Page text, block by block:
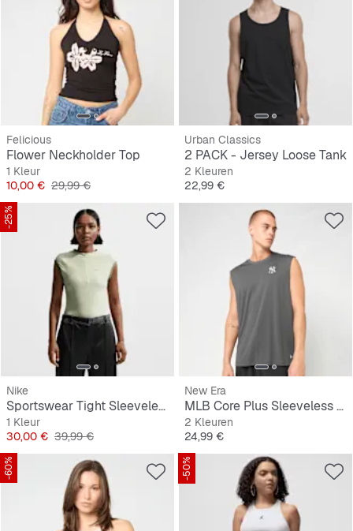
Felicious
Flower Neckholder Top
1 Kleur
Prijs
10,00 € Originele Prijs
29,99 €
Urban Classics
2 PACK - Jersey Loose Tank
2 Kleuren
Prijs
22,99 €
-25%
Nike
Sportswear Tight Sleeveless 1/4-Zip Top
1 Kleur
Prijs
30,00 € Originele Prijs
39,99 €
New Era
MLB Core Plus Sleeveless Tee
2 Kleuren
Prijs
24,99 €
-60% -50%